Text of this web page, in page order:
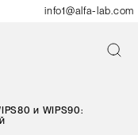
info1@alfa-lab.com
и WIPS90: